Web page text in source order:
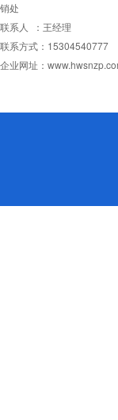
销处
联系人 ：王经理
联系方式：15304540777
企业网址：